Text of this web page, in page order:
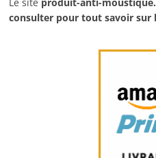
consulter pour tout savoir sur